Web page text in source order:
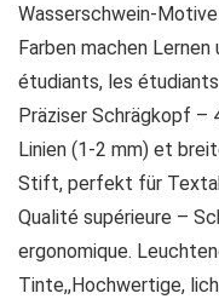
Wasserschwein-
Farben machen
étudiants, les
Präziser Schrägkopf –
Linien (1-2 mm) et
Stift, perfekt für
Qualité supérieure –
ergonomique.
Tinte,,Hochwertige,